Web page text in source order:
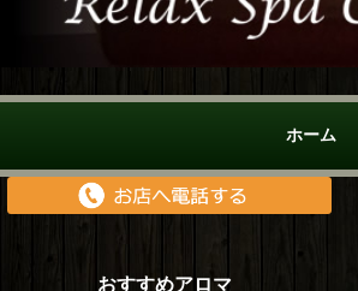
ホーム
おすすめアロマ